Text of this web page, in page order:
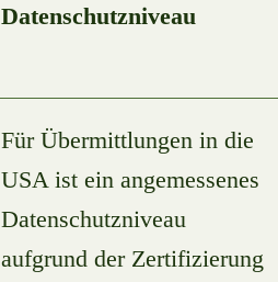
Datenschutzniveau
Für Übermittlungen in die
USA ist ein angemessenes
Datenschutzniveau
aufgrund der Zertifizierung